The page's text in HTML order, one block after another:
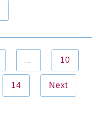
... 10
14 Next